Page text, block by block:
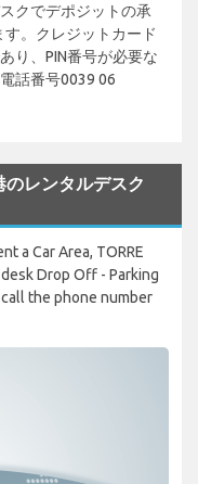
クでデポジットの承
。クレジットカード
り、PIN番号が必要な
話番号0039 06
レンタルデスク
a Car Area, TORRE
Drop Off - Parking
the phone number